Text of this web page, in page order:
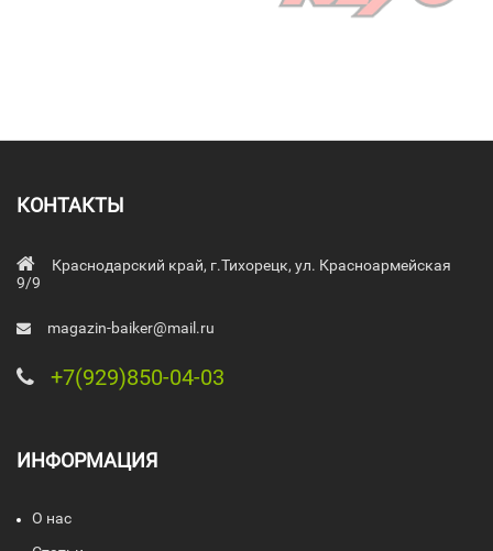
КОНТАКТЫ
Краснодарский край, г.Тихорецк, ул. Красноармейская
9/9
magazin-baiker@mail.ru
+7(929)850-04-03
ИНФОРМАЦИЯ
О нас